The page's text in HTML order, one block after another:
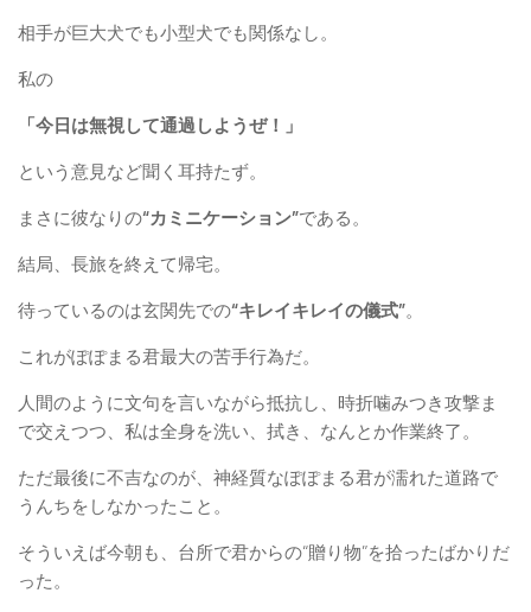
相手が巨大犬でも小型犬でも関係なし。
私の
「今日は無視して通過しようぜ！」
という意見など聞く耳持たず。
まさに彼なりの“カミニケーション”である。
結局、長旅を終えて帰宅。
待っているのは玄関先での“キレイキレイの儀式”。
これがぽぽまる君最大の苦手行為だ。
人間のように文句を言いながら抵抗し、時折噛みつき攻撃ま
で交えつつ、私は全身を洗い、拭き、なんとか作業終了。
ただ最後に不吉なのが、神経質なぽぽまる君が濡れた道路で
うんちをしなかったこと。
そういえば今朝も、台所で君からの“贈り物”を拾ったばかりだ
った。